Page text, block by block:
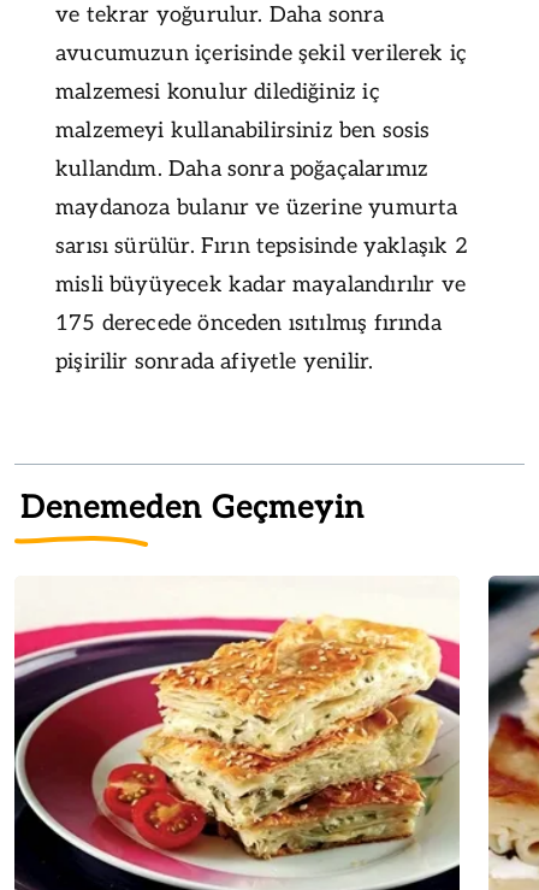
ve tekrar yoğurulur. Daha sonra
avucumuzun içerisinde şekil verilerek iç
malzemesi konulur dilediğiniz iç
malzemeyi kullanabilirsiniz ben sosis
kullandım. Daha sonra poğaçalarımız
maydanoza bulanır ve üzerine yumurta
sarısı sürülür. Fırın tepsisinde yaklaşık 2
misli büyüyecek kadar mayalandırılır ve
175 derecede önceden ısıtılmış fırında
pişirilir sonrada afiyetle yenilir.
Denemeden Geçmeyin